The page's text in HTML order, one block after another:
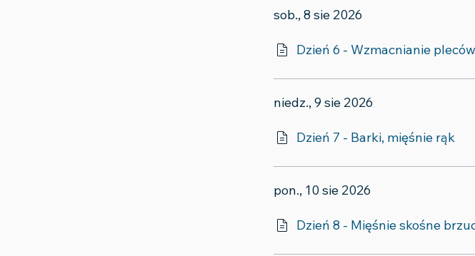
sob., 8 sie 2026
Dzień 6 - Wzmacnianie
niedz., 9 sie 2026
Dzień 7 - Barki, mięśnie rąk
pon., 10 sie 2026
Dzień 8 - Mięśnie skośne